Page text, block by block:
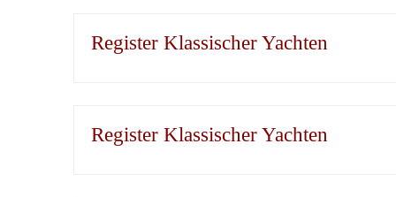
Register Klassischer Yachten
Register Klassischer Yachten